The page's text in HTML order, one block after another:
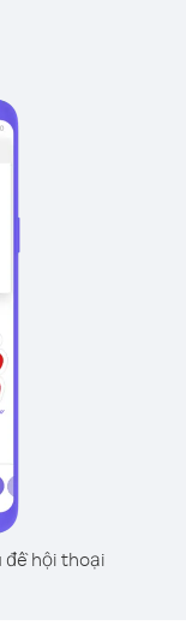
đề hội thoại